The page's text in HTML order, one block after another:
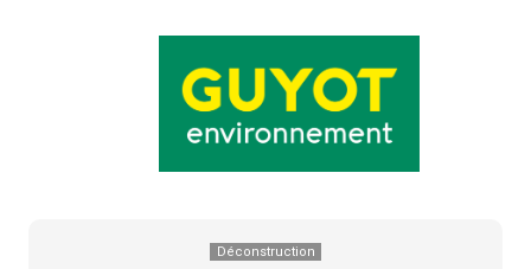
Déconstruction